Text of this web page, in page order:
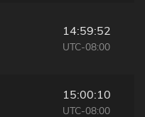
14:59:52
UTC-08:00
15:00:10
UTC-08:00